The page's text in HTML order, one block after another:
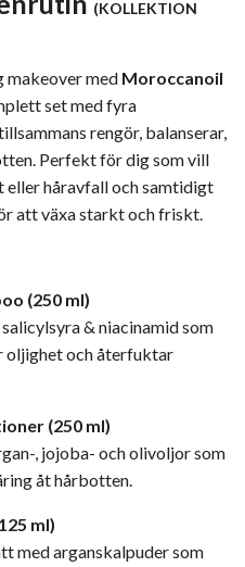
(KOLLEKTION
makeover med Moroccanoil
set med fyra
rengör, balanserar,
Perfekt för dig som vill
eller håravfall och samtidigt
att växa starkt och friskt.
(250 ml)
& niacinamid som
oljighet och återfuktar
(250 ml)
, jojoba- och olivoljor som
åt hårbotten.
ml)
med arganskalpuder som